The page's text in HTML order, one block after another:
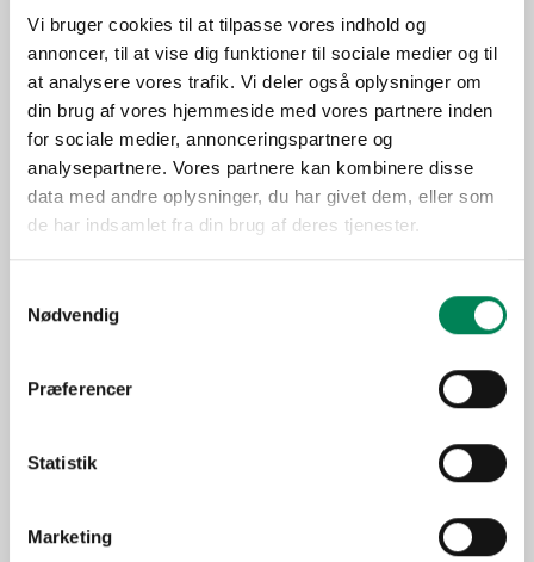
Vi bruger cookies til at tilpasse vores indhold og
annoncer, til at vise dig funktioner til sociale medier og til
at analysere vores trafik. Vi deler også oplysninger om
din brug af vores hjemmeside med vores partnere inden
for sociale medier, annonceringspartnere og
analysepartnere. Vores partnere kan kombinere disse
data med andre oplysninger, du har givet dem, eller som
de har indsamlet fra din brug af deres tjenester.
Nødvendig
Præferencer
Statistik
Marketing
Populærnavn
Stenbedsplanter
Vanding
Hold pottejorden jævnt
fugtig.
Gødning
Ca. hver fjerde vanding i
vækstperioden.
Placering
Ude
Trives bedst på en lys
Oprindelse
Anvendelse
Funktion